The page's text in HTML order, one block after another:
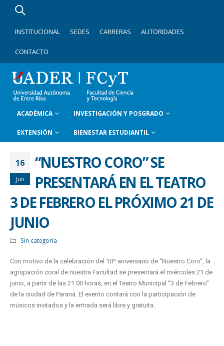
INSTITUCIONAL SEDES CARRERAS AUTORIDADES
CONTACTO
ACADÉMICA INVESTIGACIÓN Y POSGRADO
EXTENSIÓN BIENESTAR ESTUDIANTIL
16
Jun
“NUESTRO CORO” SE
PRESENTARÁ EN EL TEATRO
3 DE FEBRERO EL PRÓXIMO 21 DE
JUNIO
Sin categoría
Con motivo de la celebración del 10º aniversario de “Nuestro Coro”, la
agrupación coral de nuestra Facultad se presentará el miércoles 21 de
junio, a partir de las 21.00 horas, en el Teatro Municipal “3 de Febrero”
de la ciudad de Paraná. El evento contará con la participación de
músicos invitados y la entrada será libre y gratuita.